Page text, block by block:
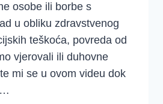
osobe ili borbe s
u obliku zdravstvenog
teškoća, povreda od
vjerovali ili duhovne
mi se u ovom videu dok